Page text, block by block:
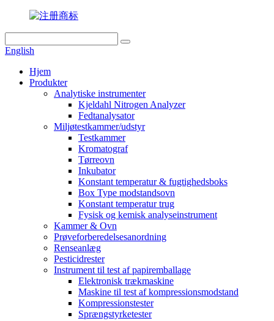
English
Hjem
Produkter
Analytiske instrumenter
Kjeldahl Nitrogen Analyzer
Fedtanalysator
Miljøtestkammer/udstyr
Testkammer
Kromatograf
Tørreovn
Inkubator
Konstant temperatur & fugtighedsboks
Box Type modstandsovn
Konstant temperatur trug
Fysisk og kemisk analyseinstrument
Kammer & Ovn
Prøveforberedelsesanordning
Renseanlæg
Pesticidrester
Instrument til test af papiremballage
Elektronisk trækmaskine
Maskine til test af kompressionsmodstand
Kompressionstester
Sprængstyrketester